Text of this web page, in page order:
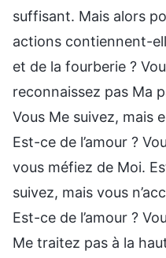
suffisant. Mais alors
actions contiennent-
et de la fourberie ?
reconnaissez pas Ma
Vous Me suivez, mais
Est-ce de l’amour ?
vous méfiez de Moi.
suivez, mais vous
Est-ce de l’amour ?
Me traitez pas à la